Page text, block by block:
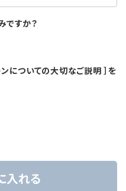
ですか？
についての大切なご説明 ］を
入れる